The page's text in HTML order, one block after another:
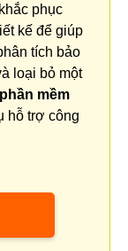
phục
kế để giúp
tích bảo
loại bỏ một
mềm
hỗ trợ công